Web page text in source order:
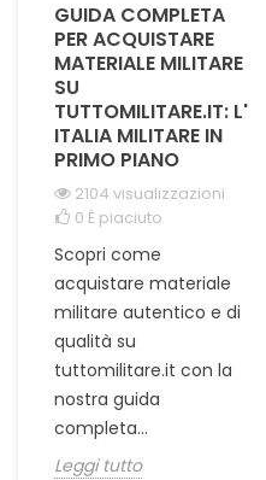
GUIDA COMPLETA
PER ACQUISTARE
MATERIALE MILITARE
SU
TUTTOMILITARE.IT: L'
ITALIA MILITARE IN
PRIMO PIANO
2104 visualizzazioni
0 È piaciuto
Scopri come
acquistare materiale
militare autentico e di
qualità su
tuttomilitare.it con la
nostra guida
completa...
Leggi tutto